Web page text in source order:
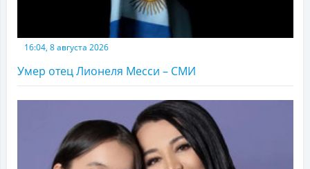
16:04, 8 августа 2026
Умер отец Лионеля Месси – СМИ